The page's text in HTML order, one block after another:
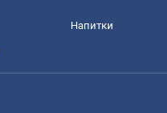
Напитки